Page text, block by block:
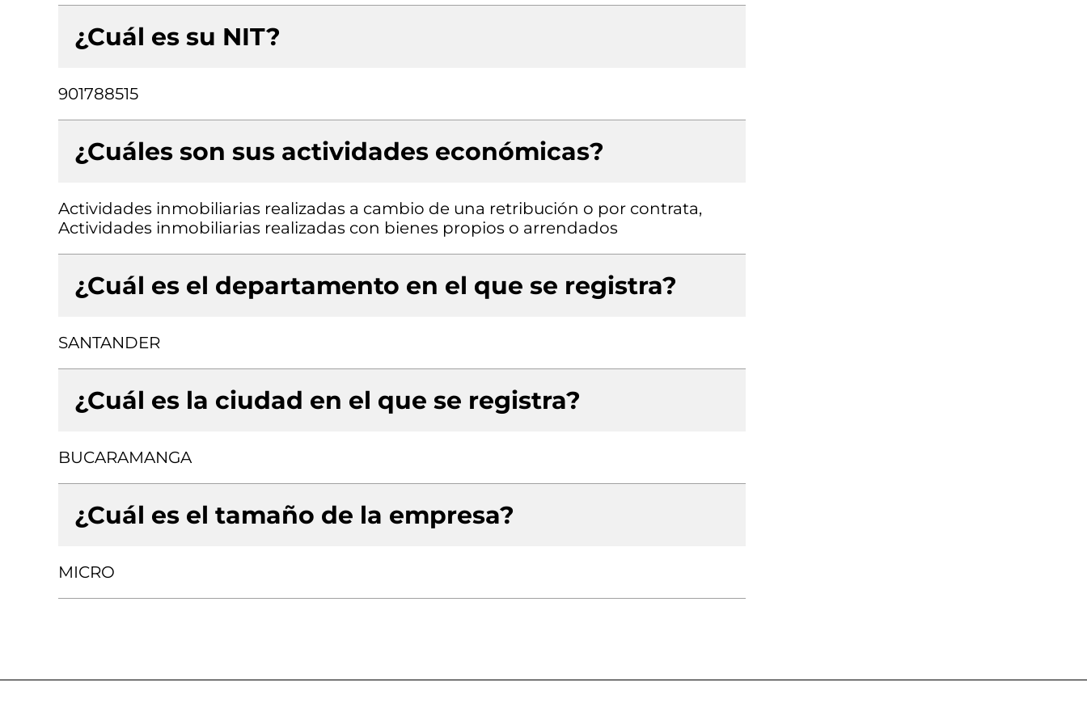
¿Cuál es su NIT?
901788515
¿Cuáles son sus actividades económicas?
Actividades inmobiliarias realizadas a cambio de una retribución o por contrata,
Actividades inmobiliarias realizadas con bienes propios o arrendados
¿Cuál es el departamento en el que se registra?
SANTANDER
¿Cuál es la ciudad en el que se registra?
BUCARAMANGA
¿Cuál es el tamaño de la empresa?
MICRO